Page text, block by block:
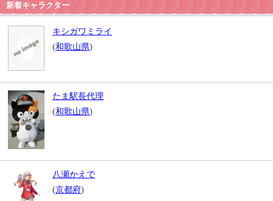
新着キャラクター
キシガワミライ
(和歌山県)
たま駅長代理
(和歌山県)
八瀬かえで
(京都府)